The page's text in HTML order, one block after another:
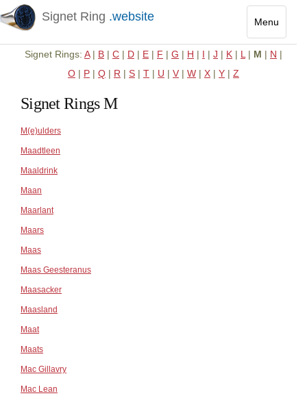
Menu
Toggle
Signet Ring .website
Signet Rings: A| B | C | D | E | F | G | H | I | J | K | L | M | N |
O | P | Q | R | S | T | U | V | W | X | Y | Z
Signet Rings M
M(e)ulders
Maadtleen
Maaldrink
Maan
Maarlant
Maars
Maas
Maas Geesteranus
Maasacker
Maasland
Maat
Maats
Mac Gillavry
Mac Lean